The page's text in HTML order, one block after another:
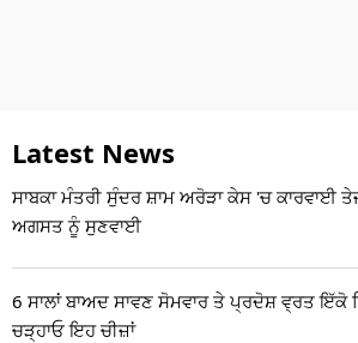
Latest News
ਸਾਬਕਾ ਮੰਤਰੀ ਸੁੰਦਰ ਸ਼ਾਮ ਅਰੋੜਾ ਕੇਸ 'ਚ ਕਾਰਵਾਈ
ਅਗਸਤ ਨੂੰ ਸੁਣਵਾਈ
6 ਸਾਲਾਂ ਬਾਅਦ ਸਾਵਣ ਸੋਮਵਾਰ ਤੇ ਪ੍ਰਦੋਸ਼ ਵ੍ਰਤ ਇੱਕੋ
ਚੜ੍ਹਾਓ ਇਹ ਚੀਜ਼ਾਂ